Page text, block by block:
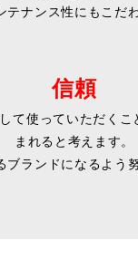
テナンス性にもこだ
信頼
て使っていただくこ
まれると考えます。
ブランドになるよう